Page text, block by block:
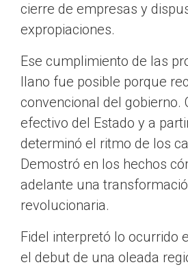
cierre de empresas y
expropiaciones.
Ese cumplimiento de las
llano fue posible porque
convencional del gobierno.
efectivo del Estado y a
determinó el ritmo de los
Demostró en los hechos
adelante una
revolucionaria.
Fidel interpretó lo ocurrido
el debut de una oleada